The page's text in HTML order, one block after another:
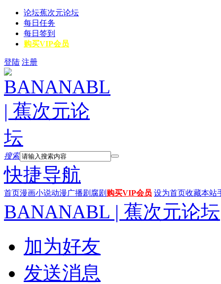
论坛蕉次元论坛
每日任务
每日签到
购买VIP会员
登陆 注册
搜索
快捷导航
首页漫画小说动漫广播剧 腐剧 购买VIP会员 设为首页收藏本站
BANANABL | 蕉次元论坛
加为好友
发送消息